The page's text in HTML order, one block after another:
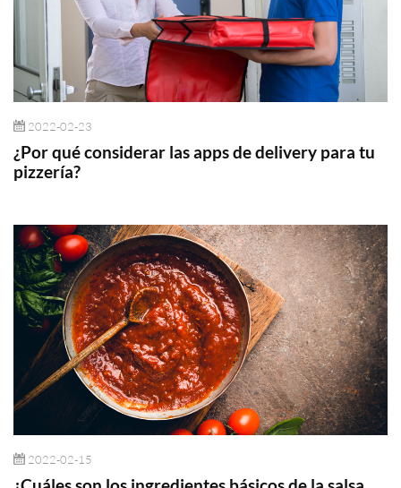
2022-02-23
¿Por qué considerar las apps de delivery para tu
pizzería?
2022-02-15